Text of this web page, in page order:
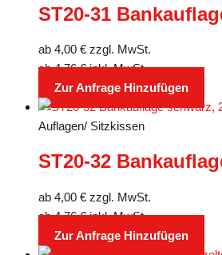
ST20-31
ab 4,00 € zzgl. MwSt.
ab4,76€inkl. MwSt.
Zur Anfrage Hinzufügen
Auflagen/ Sitzkissen
ST20-32
ab 4,00 € zzgl. MwSt.
ab4,76€inkl. MwSt.
Zur Anfrage Hinzufügen